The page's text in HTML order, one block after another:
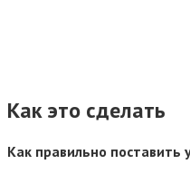
Как это сделать
Как правильно поставить